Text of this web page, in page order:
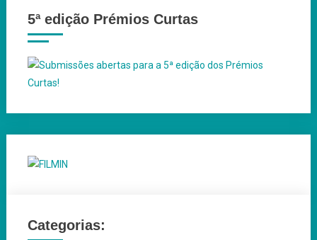
5ª edição Prémios Curtas
Categorias: